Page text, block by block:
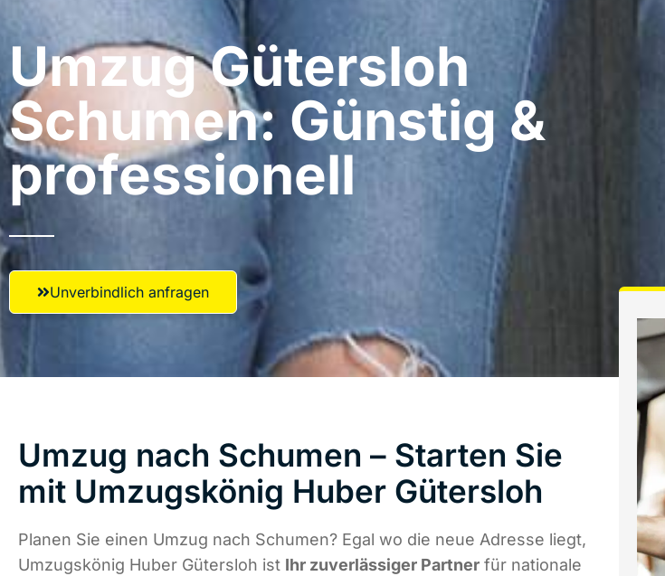
Umzug Gütersloh​
Schumen: Günstig &
professionell​
Unverbindlich anfragen
Umzug nach Schumen – Starten Sie
mit Umzugskönig Huber Gütersloh
Planen Sie einen Umzug nach Schumen? Egal wo die neue Adresse liegt,
Umzugskönig Huber Gütersloh ist Ihr zuverlässiger Partner für nationale